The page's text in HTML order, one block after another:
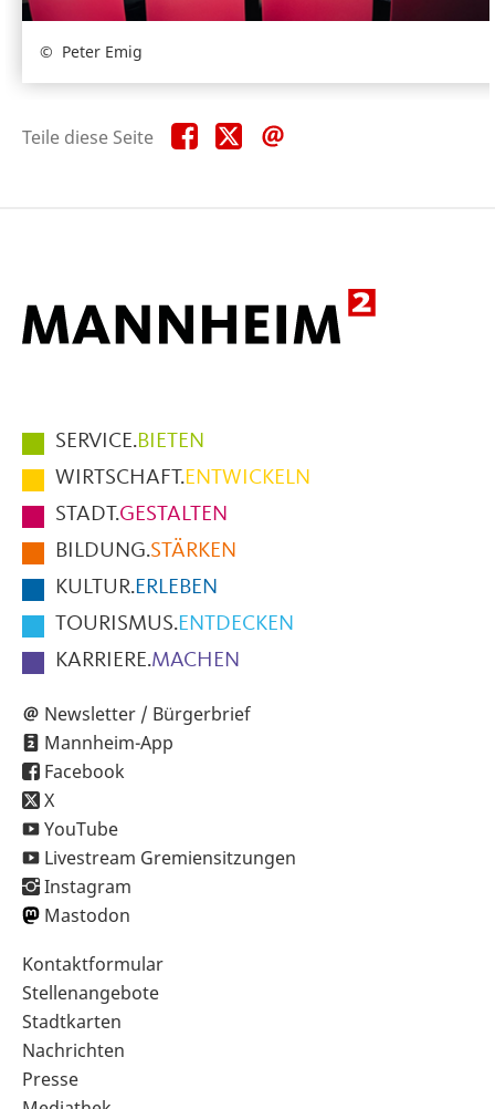
Peter Emig
Teile diese Seite Teile
diese
Teile
diese
Hauptmenüpunkte
im
Fußbereich
der
Seite
SERVICE.BIETEN
WIRTSCHAFT.ENTWICKELN
STADT.GESTALTEN
BILDUNG.STÄRKEN
KULTUR.ERLEBEN
TOURISMUS.ENTDECKEN
KARRIERE.MACHEN
Newsletter / Bürgerbrief
Mannheim-App
Facebook
X
YouTube
Livestream Gremiensitzungen
Instagram
Mastodon
Sekundärnavigation
im
Fußbereich
Kontaktformular
Stellenangebote
Stadtkarten
Nachrichten
Presse